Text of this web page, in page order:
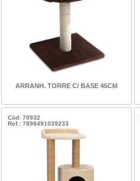
ARRANH. TORRE C/ BASE 45CM
Cód: 70932
Ref.: 7898491039233